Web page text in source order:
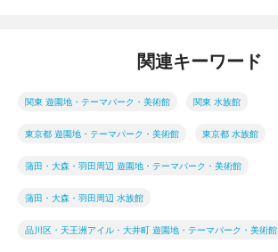
関連キーワード
関東 遊園地・テーマパーク・美術館 関東 水族館
東京都 遊園地・テーマパーク・美術館 東京都 水族館
蒲田・大森・羽田周辺 遊園地・テーマパーク・美術館
蒲田・大森・羽田周辺 水族館
品川区・天王洲アイル・大井町 遊園地・テーマパーク・美術館